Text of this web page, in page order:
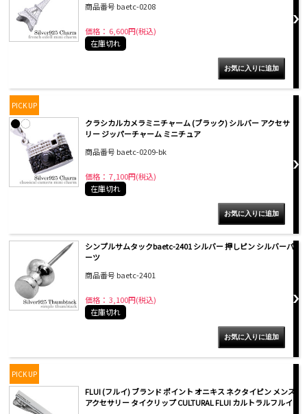
商品番号 baetc-0208
価格： 6,600円(税込)
在庫切れ
PICK UP
クラシカルカメラミニチャーム (ブラック) シルバー アクセサ
リー ジッパーチャーム ミニチュア
商品番号 baetc-0209-bk
価格： 7,100円(税込)
在庫切れ
シンプルサムタックbaetc-2401 シルバー 押しピン シルバーパ
ーツ
商品番号 baetc-2401
価格： 3,100円(税込)
在庫切れ
PICK UP
FLUI (フルイ) ブランド ポイント オニキス ネクタイピン メンズ
アクセサリー タイクリップ CULTURAL FLUI カルトラルフルイ